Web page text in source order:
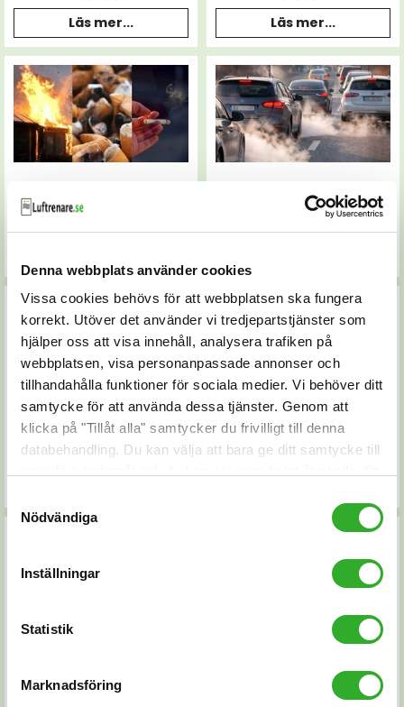
Denna webbplats använder cookies
Vissa cookies behövs för att webbplatsen ska fungera
korrekt. Utöver det använder vi tredjepartstjänster som
hjälper oss att visa innehåll, analysera trafiken på
webbplatsen, visa personanpassade annonser och
tillhandahålla funktioner för sociala medier. Vi behöver ditt
samtycke för att använda dessa tjänster. Genom att
klicka på "Tillåt alla" samtycker du frivilligt till denna
databehandling. Du kan välja att bara ge ditt samtycke till
Nödvändiga
Inställningar
Statistik
Marknadsföring
Läs mer... Läs mer...
Luftrenare mot rök
och röklukt
Luftrenare mot
avgaser
Luftrenare till
sovrum
Förklaringar av
specifikationer
erbjudanden
Läs mer...